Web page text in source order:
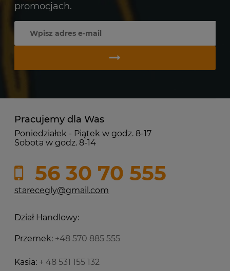
promocjach.
Pracujemy dla Was
Poniedziałek - Piątek w godz. 8-17
Sobota w godz. 8-14
56 30 70 555
starecegly@gmail.com
Dział Handlowy:
Przemek: +48 570 885 555
Kasia: + 48 531 155 132